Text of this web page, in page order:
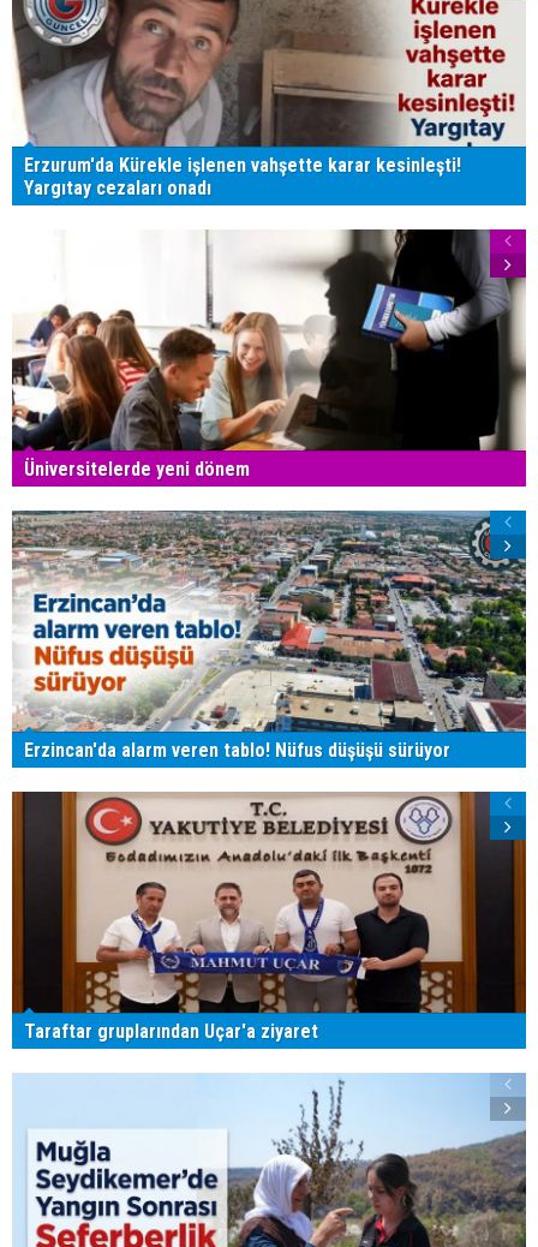
Erzurum'da Kürekle işlenen vahşette karar kesinleşti!
Yargıtay cezaları onadı
Üniversitelerde yeni dönem
Erzincan'da alarm veren tablo! Nüfus düşüşü sürüyor
Taraftar gruplarından Uçar'a ziyaret